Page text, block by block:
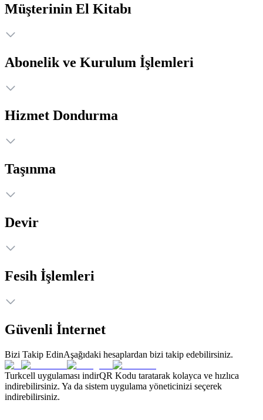
Müşterinin El Kitabı
Abonelik ve Kurulum İşlemleri
Hizmet Dondurma
Taşınma
Devir
Fesih İşlemleri
Güvenli İnternet
Bizi Takip EdinAşağıdaki hesaplardan bizi takip edebilirsiniz.
Turkcell uygulaması indirQR Kodu taratarak kolayca ve hızlıca
indirebilirsiniz. Ya da sistem uygulama yöneticinizi seçerek
indirebilirsiniz.